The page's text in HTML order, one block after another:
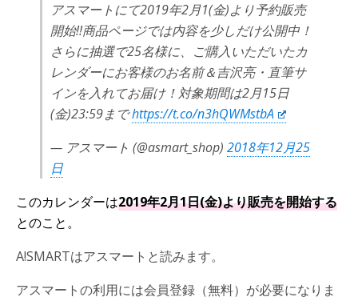
アスマートにて2019年2月1(金)より予約販売
開始!!商品ページでは内容を少しだけ公開中！
さらに抽選で25名様に、ご購入いただいたカ
レンダーにお客様のお名前＆吉沢亮・直筆サ
インを入れてお届け！対象期間は2月15日
(金)23:59までhttps://t.co/n3hQWMstbA
— アスマート (@asmart_shop) 2018年12月25
日
このカレンダーは2019年2月1日(金)より販売を開始する
とのこと。
A!SMARTはアスマートと読みます。
アスマートの利用には会員登録（無料）が必要になりま